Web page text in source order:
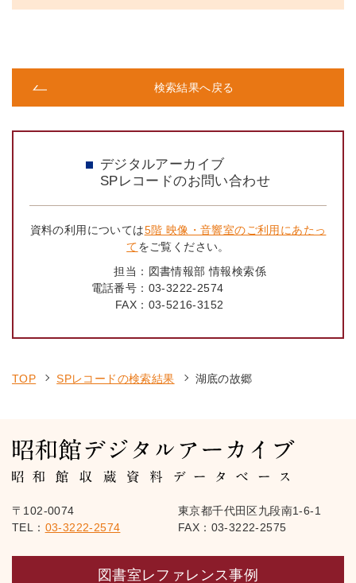
検索結果へ戻る
デジタルアーカイブ
SPレコードのお問い合わせ
資料の利用については5階 映像・音響室のご利用にあたっ
てをご覧ください。
担当： 図書情報部 情報検索係
電話番号： 03-3222-2574
FAX： 03-5216-3152
TOP SPレコードの検索結果 湖底の故郷
〒102-0074
東京都千代田区九段南1-6-1
TEL： 03-3222-2574 FAX：03-3222-2575
図書室レファレンス事例